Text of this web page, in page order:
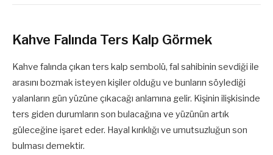
Kahve Falında Ters Kalp Görmek
Kahve falında çıkan ters kalp sembolü, fal sahibinin sevdiği ile
arasını bozmak isteyen kişiler olduğu ve bunların söylediği
yalanların gün yüzüne çıkacağı anlamına gelir. Kişinin ilişkisinde
ters giden durumların son bulacağına ve yüzünün artık
güleceğine işaret eder. Hayal kırıklığı ve umutsuzluğun son
bulması demektir.